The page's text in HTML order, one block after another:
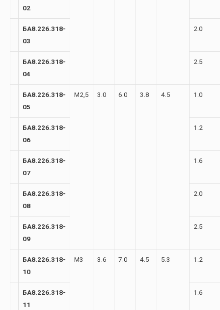
02
БА8.226.318-
03
2.0
БА8.226.318-
04
2.5
БА8.226.318-
05
М2,5 3.0 6.0 3.8 4.5 1.0
БА8.226.318-
06
1.2
БА8.226.318-
07
1.6
БА8.226.318-
08
2.0
БА8.226.318-
09
2.5
БА8.226.318-
10
М3 3.6 7.0 4.5 5.3 1.2
БА8.226.318-
11
1.6